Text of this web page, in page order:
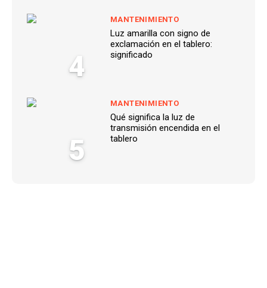
4
MANTENIMIENTO
Luz amarilla con signo de
exclamación en el tablero:
significado
5
MANTENIMIENTO
Qué significa la luz de
transmisión encendida en el
tablero